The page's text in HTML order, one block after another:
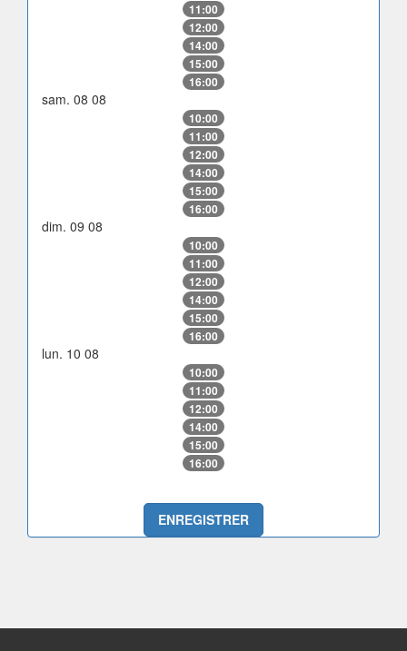
11:00
12:00
14:00
15:00
16:00
sam. 08 08
10:00
11:00
12:00
14:00
15:00
16:00
dim. 09 08
10:00
11:00
12:00
14:00
15:00
16:00
lun. 10 08
10:00
11:00
12:00
14:00
15:00
16:00
ENREGISTRER